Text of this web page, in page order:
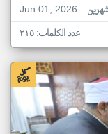
Jun 01, 2026
عدد الكلمات: ٢١٥